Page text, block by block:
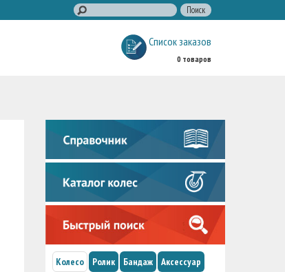
Список заказов
0 товаров
Колесо Ролик Бандаж Аксессуар